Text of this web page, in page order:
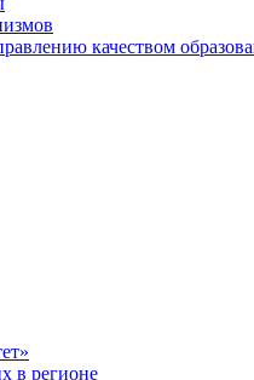
качеством
в регионе